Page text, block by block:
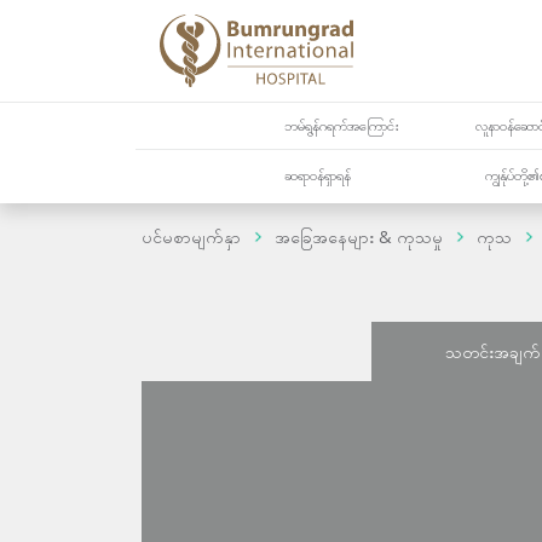
ဘမ်ရွန်ဂရက်အကြောင်း လူနာဝန်ဆော
ဆရာဝန်ရှာရန် ကျွန်ုပ်တို့၏
ပင်မစာမျက်နှာ အခြေအနေများ & ကုသမှု ကုသ
သတင်းအခ